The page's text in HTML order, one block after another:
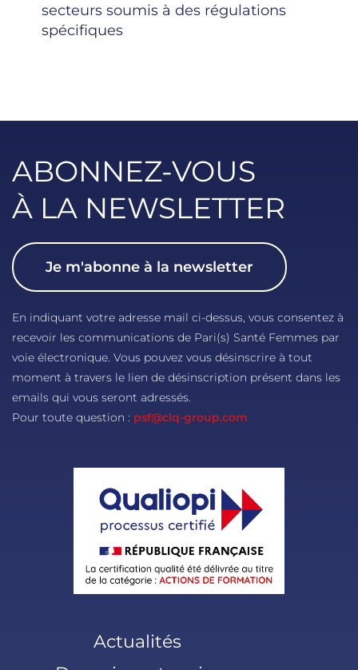
secteurs soumis à des régulations
spécifiques
ABONNEZ-VOUS
À LA NEWSLETTER
Je m'abonne à la newsletter
En indiquant votre adresse mail ci-dessus, vous consentez à
recevoir les communications de Pari(s) Santé Femmes par
voie électronique. Vous pouvez vous désinscrire à tout
moment à travers le lien de désinscription présent dans les
emails qui vous seront adressés.
Pour toute question : psf@clq-group.com
Actualités